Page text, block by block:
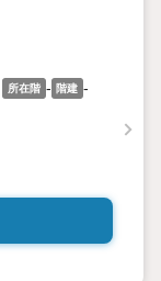
所在階 - 階建 -